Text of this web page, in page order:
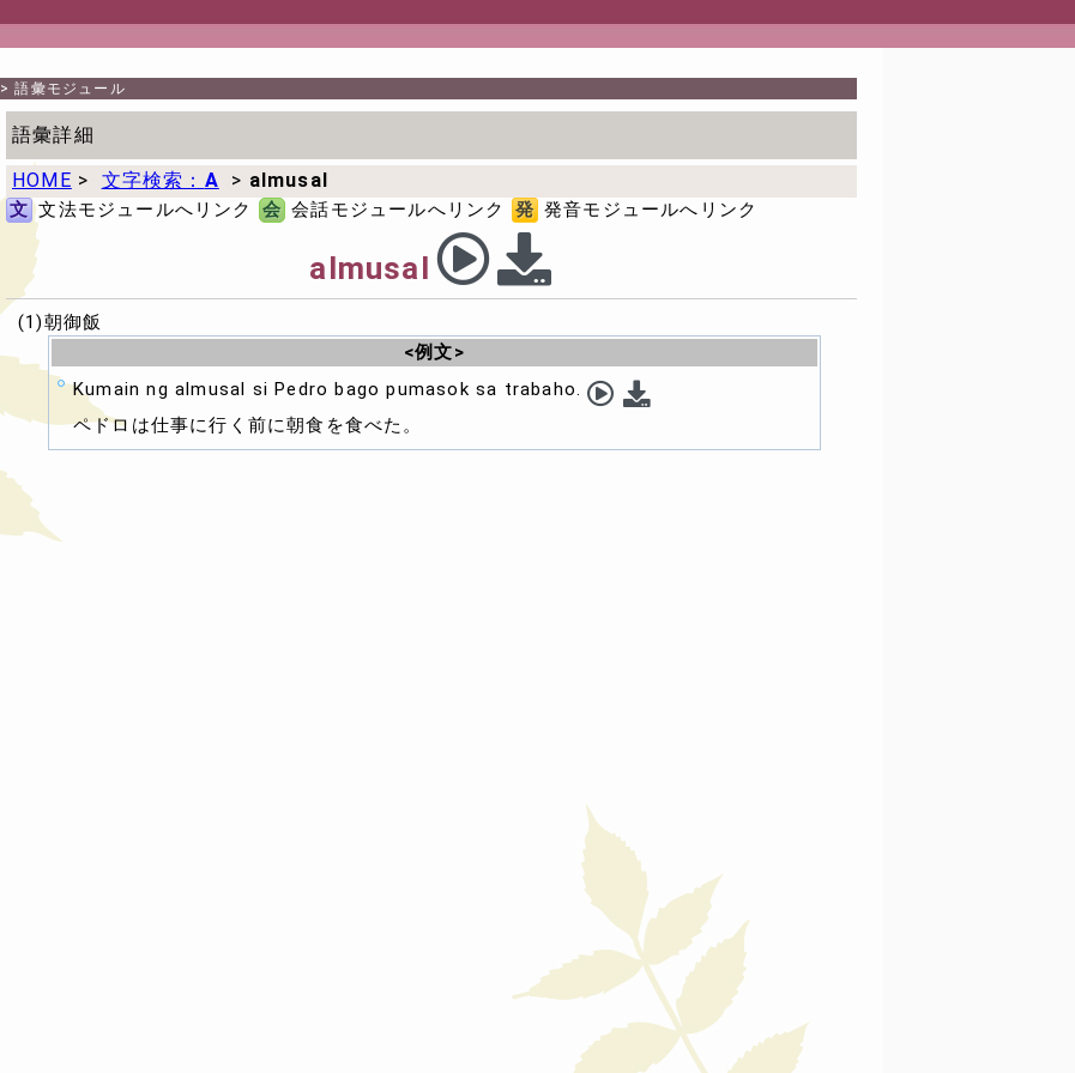
>語彙モジュール
語彙詳細
HOME > 文字検索： A > almusal
文 文法モジュールへリンク 会 会話モジュールへリンク 発 発音モジュールへリンク
almusal
(1)朝御飯
<例文>
Kumain ng almusal si Pedro bago pumasok sa trabaho.
ペドロは仕事に行く前に朝食を食べた。